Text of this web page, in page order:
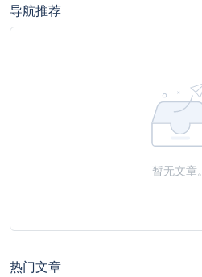
导航推荐
暂无文章。
热门文章